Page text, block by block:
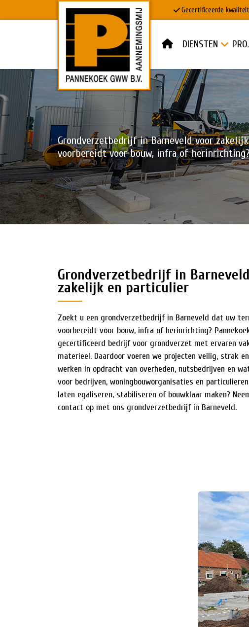
DIENSTEN
DOWNLOADS
MVO & VEILIGHEID
PROJECTEN
WERKEN BIJ
CONTACT
Gecertificeerde kwaliteit
DIENSTEN
Grondverzetbedrijf in Barneveld voor
voorbereidt voor bouw, infra of herinrichting?
Grondverzetbedrijf in
zakelijk en particulier
Zoekt u een grondverzetbedrijf in Barneveld dat uw
voorbereidt voor bouw, infra of herinrichting? Pannekoek
gecertificeerd bedrijf voor grondverzet met ervaren
materieel. Daardoor voeren we projecten veilig, strak
werken in opdracht van overheden, nutsbedrijven en
voor bedrijven, woningbouworganisaties en
laten egaliseren, stabiliseren of bouwklaar maken?
contact op met ons grondverzetbedrijf in Barneveld.